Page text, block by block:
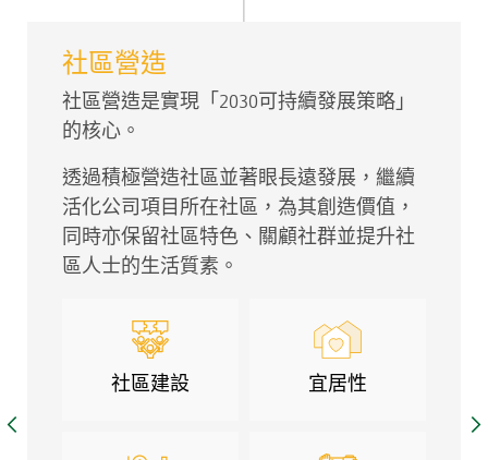
社區營造
社區營造是實現「2030可持續發展策略」
的核心。
透過積極營造社區並著眼長遠發展，繼續
活化公司項目所在社區，為其創造價值，
同時亦保留社區特色、關顧社群並提升社
區人士的生活質素。
社區建設 宜居性